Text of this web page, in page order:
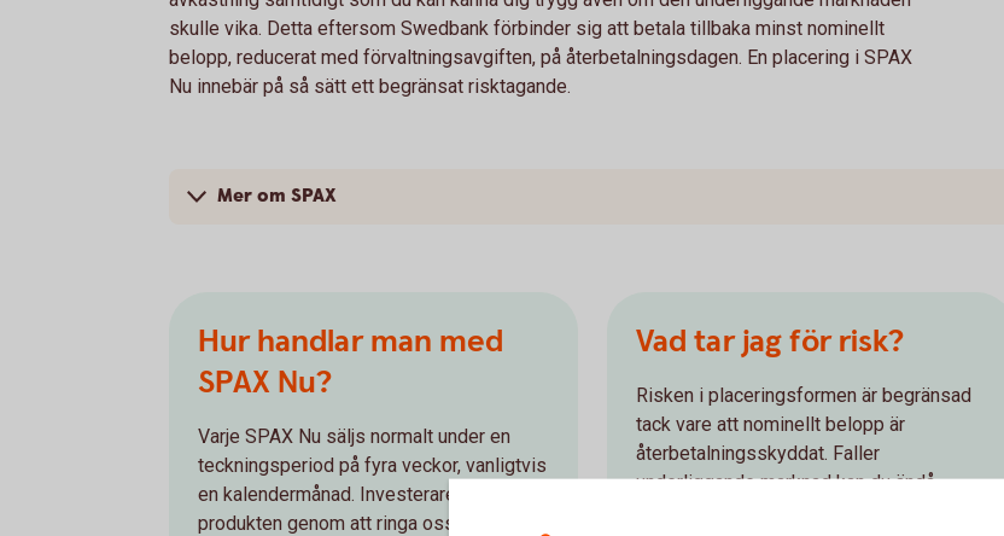
skulle vika. Detta eftersom Swedbank förbinder sig att betala tillbaka minst nominellt
belopp, reducerat med förvaltningsavgiften, på återbetalningsdagen. En placering i SPAX
Nu innebär på så sätt ett begränsat risktagande.
Mer om SPAX
Hur handlar man med
SPAX Nu?
Varje SPAX Nu säljs normalt under en
teckningsperiod på fyra veckor, vanligtvis
en kalendermånad. Investeraren tecknar
produkten genom att ringa oss eller på
Vad tar jag för risk?
Risken i placeringsformen är begränsad
tack vare att nominellt belopp är
återbetalningsskyddat. Faller
underliggande marknad kan du ändå